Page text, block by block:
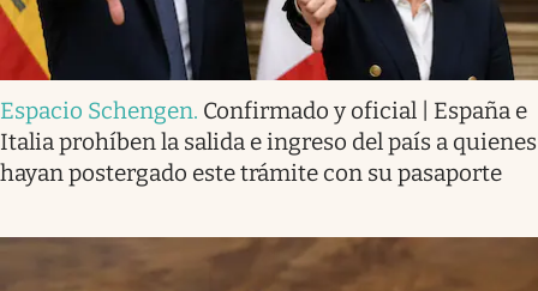
Espacio Schengen. Confirmado y oficial | España e
Italia prohíben la salida e ingreso del país a quienes
hayan postergado este trámite con su pasaporte